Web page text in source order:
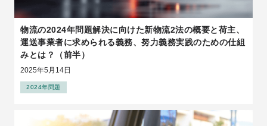
物流の2024年問題解決に向けた新物流2法の概要と荷主、
運送事業者に求められる義務、努力義務実践のための仕組
みとは？（前半）
2025年5月14日
2024年問題